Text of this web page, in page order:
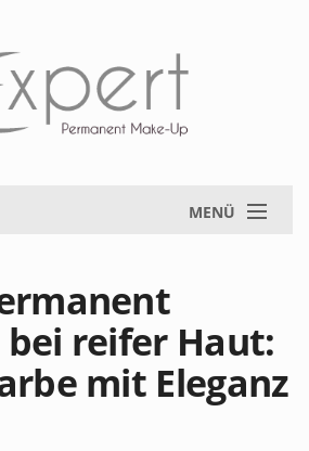
MENÜ
reifer Haut:
mit Eleganz